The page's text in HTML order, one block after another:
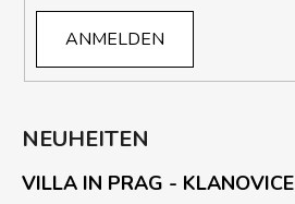
ANMELDEN
NEUHEITEN
VILLA IN PRAG - KLANOVICE